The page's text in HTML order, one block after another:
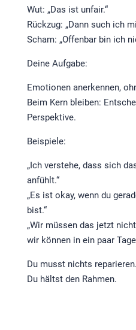
Wut: „Das ist unfair.“
Rückzug: „Dann such ich
Scham: „Offenbar bin ich
Deine Aufgabe:
Emotionen anerkennen,
Beim Kern bleiben:
Perspektive.
Beispiele:
„Ich verstehe, dass sich
anfühlt.“
„Es ist okay, wenn du
bist.“
„Wir müssen das jetzt
wir können in ein paar
Du musst nichts reparieren.
Du hältst den Rahmen.